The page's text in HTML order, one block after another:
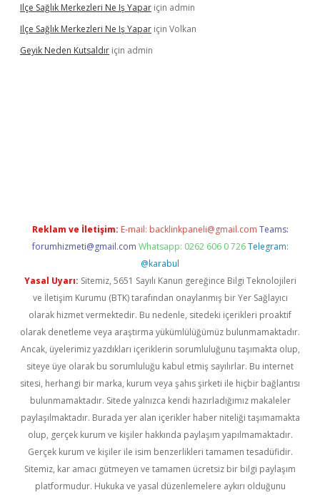
Ilçe Sağlık Merkezleri Ne Iş Yapar için admin
Ilçe Sağlık Merkezleri Ne Iş Yapar için Volkan
Geyik Neden Kutsaldır için admin
Reklam ve İletişim: E-mail: backlinkpaneli@gmail.com Teams:
forumhizmeti@gmail.com Whatsapp: 0262 606 0 726 Telegram:
@karabul
Yasal Uyarı: Sitemiz, 5651 Sayılı Kanun gereğince Bilgi Teknolojileri
ve İletişim Kurumu (BTK) tarafından onaylanmış bir Yer Sağlayıcı
olarak hizmet vermektedir. Bu nedenle, sitedeki içerikleri proaktif
olarak denetleme veya araştırma yükümlülüğümüz bulunmamaktadır.
Ancak, üyelerimiz yazdıkları içeriklerin sorumluluğunu taşımakta olup,
siteye üye olarak bu sorumluluğu kabul etmiş sayılırlar. Bu internet
sitesi, herhangi bir marka, kurum veya şahıs şirketi ile hiçbir bağlantısı
bulunmamaktadır. Sitede yalnızca kendi hazırladığımız makaleler
paylaşılmaktadır. Burada yer alan içerikler haber niteliği taşımamakta
olup, gerçek kurum ve kişiler hakkında paylaşım yapılmamaktadır.
Gerçek kurum ve kişiler ile isim benzerlikleri tamamen tesadüfidir.
Sitemiz, kar amacı gütmeyen ve tamamen ücretsiz bir bilgi paylaşım
platformudur. Hukuka ve yasal düzenlemelere aykırı olduğunu